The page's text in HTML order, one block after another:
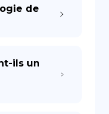
de
ils un